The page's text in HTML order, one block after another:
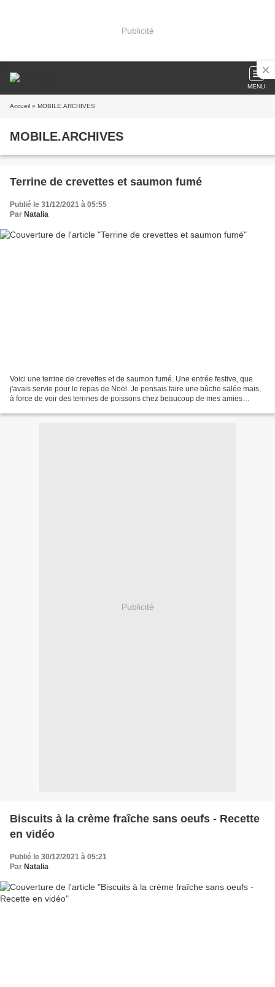
Publicité
MENU
Accueil » MOBILE.ARCHIVES
MOBILE.ARCHIVES
Terrine de crevettes et saumon fumé
Publié le 31/12/2021 à 05:55
Par Natalia
Voici une terrine de crevettes et de saumon fumé. Une entrée festive, que
j'avais servie pour le repas de Noël. Je pensais faire une bûche salée mais,
à force de voir des terrines de poissons chez beaucoup de mes amies
Publicité
Biscuits à la crème fraîche sans oeufs - Recette
en vidéo
Publié le 30/12/2021 à 05:21
Par Natalia